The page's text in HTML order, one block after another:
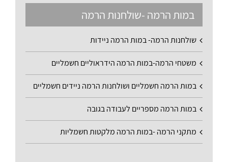
במות הרמה -שולחנות הרמה
שולחנות הרמה- במות הרמה ניידות
משטחי הרמה-במות הרמה הידראוליים חשמליים
במות הרמה חשמליים ושולחנות הרמה ניידים חשמליים
במות הרמה מספריים לעבודה בגובה
מתקני הרמה -במות הרמה מלקטות חשמליות